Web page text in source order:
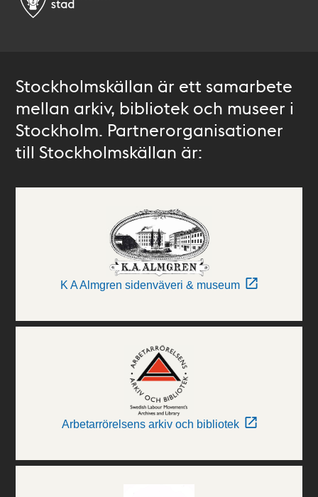
Stockholmskällan är ett samarbete
mellan arkiv, bibliotek och museer i
Stockholm. Partnerorganisationer
till Stockholmskällan är:
K A Almgren sidenväveri & museum
Arbetarrörelsens arkiv och bibliotek